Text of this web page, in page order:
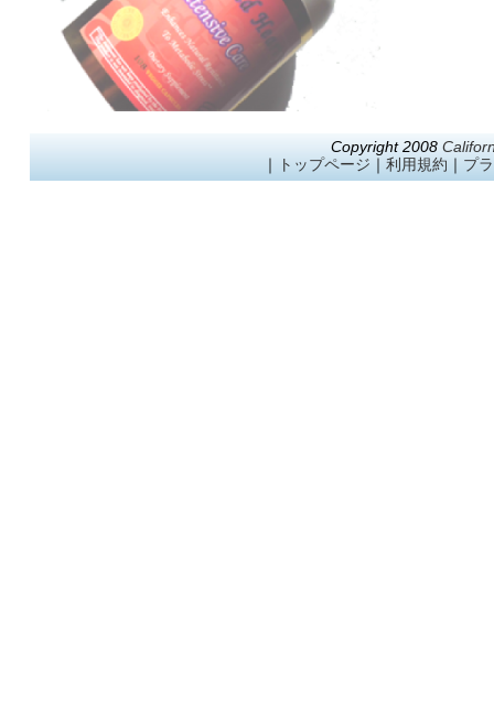
Copyright 2008
｜
トップページ ｜ 利用規約 ｜ プ